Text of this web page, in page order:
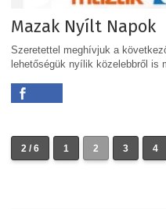
Mazak Nyílt Napok
Szeretettel meghívjuk a
lehetőségük nyílik közelebbről is
2 / 6 1 2 3 4